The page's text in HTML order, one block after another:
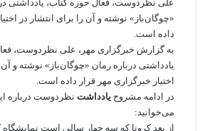
ل
علی نظردوست، فعال حوزه کتاب، یادداشتی
«چوگان‌باز» نوشته و آن را برای انتشار در
داده است.
به گزارش خبرگزاری مهر، علی نظردوست،
یادداشتی درباره رمان «چوگان‌باز» نوشته و آن
اختیار خبرگزاری مهر قرار داده است.
در ادامه مشروح یادداشت نظردوست درباره
می‌خوانید:
از بعدِ کرونا که سه چهار سالی است